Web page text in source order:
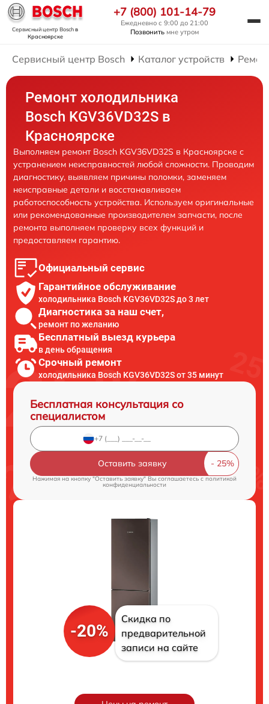
Сервисный центр Boschв
Красноярске
+7 (800) 101-14-79
Ежедневно с 9:00 до 21:00
Позвонить мне утром
Сервисный центр Bosch Каталог устройств
Ремонт холодильника
Bosch KGV36VD32S в
Красноярске
Выполняем ремонт Bosch KGV36VD32S в Красноярске с
устранением неисправностей любой сложности. Проводим
диагностику, выявляем причины поломки, заменяем
неисправные детали и восстанавливаем
работоспособность устройства. Используем оригинальные
или рекомендованные производителем запчасти, после
ремонта выполняем проверку всех функций и
предоставляем гарантию.
Официальный сервис
Гарантийное обслуживание
холодильника Bosch KGV36VD32S до 3 лет
Диагностика за наш счет,
ремонт по желанию
Бесплатный выезд курьера
в день обращения
Срочный ремонт
холодильника Bosch KGV36VD32S от 35 минут
Бесплатная консультация со
специалистом
Оставить заявку
Нажимая на кнопку "Оставить заявку" Вы соглашаетесь cполитикой
конфиденциальности
-20%
Скидка по
предварительной
записи на сайте